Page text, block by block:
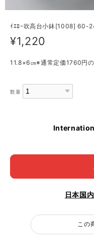
ｲｴﾛｰ吹高台小鉢[1008] 60-
¥1,220
11.8×6㎝※通常定価1760円の
数量
日本国
この